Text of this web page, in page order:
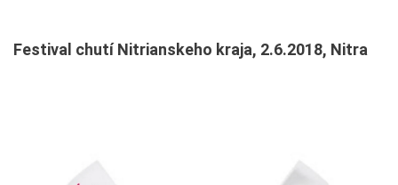
Festival chutí Nitrianskeho kraja, 2.6.2018, Nitra